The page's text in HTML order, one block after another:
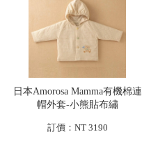
日本Amorosa Mamma有機棉連
帽外套-小熊貼布繡
訂價：NT 3190